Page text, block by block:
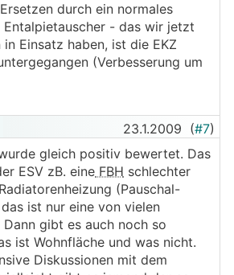
durch ein normales
Entalpietauscher - das wir jetzt
Einsatz haben, ist die EKZ
(Verbesserung um
23.1.2009 (#7)
gleich positiv bewertet. Das
ESV zB. eine FBH schlechter
(Pauschal-
ist nur eine von vielen
gibt es auch noch so
ist Wohnfläche und was nicht.
Diskussionen mit dem